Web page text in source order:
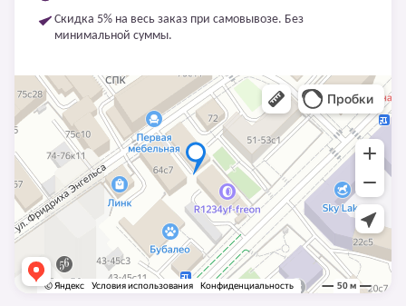
Скидка 5% на весь заказ при самовывозе. Без
минимальной суммы.